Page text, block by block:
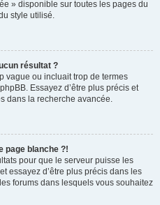
» disponible sur toutes les pages du
style utilisé.
résultat ?
vague ou incluait trop de termes
Essayez d’être plus précis et
dans la recherche avancée.
page blanche ?!
pour que le serveur puisse les
essayez d’être plus précis dans les
forums dans lesquels vous souhaitez